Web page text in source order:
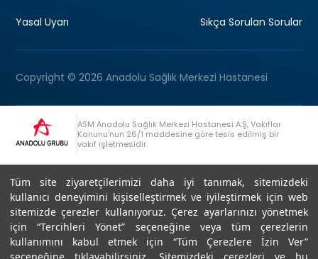
Tüm site ziyaretçilerimizi daha iyi tanımak, sitemizdeki
kullanıcı deneyimini kişiselleştirmek ve iyileştirmek için web
sitemizde çerezler kullanıyoruz. Çerez ayarlarınızı yönetmek
için “Tercihleri Yönet” seçeneğine veya tüm çerezlerin
kullanımını kabul etmek için “Tüm Çerezlere İzin Ver”
Yasal Uyarı Sıkça Sorulan Sorular
Copyright © 2026 Anadolu Sağlık Merkezi Hastanesi
ASM Anadolu Sağlık Merkezi Hastanesi A.Ş, Vakıflar
Kanunu’nun 26/1 maddesine göre tesis edilmiş bir
vakıf işletmesidir.
Anadolu Grubu Danışma Hattı +90 (262) 678 54 00